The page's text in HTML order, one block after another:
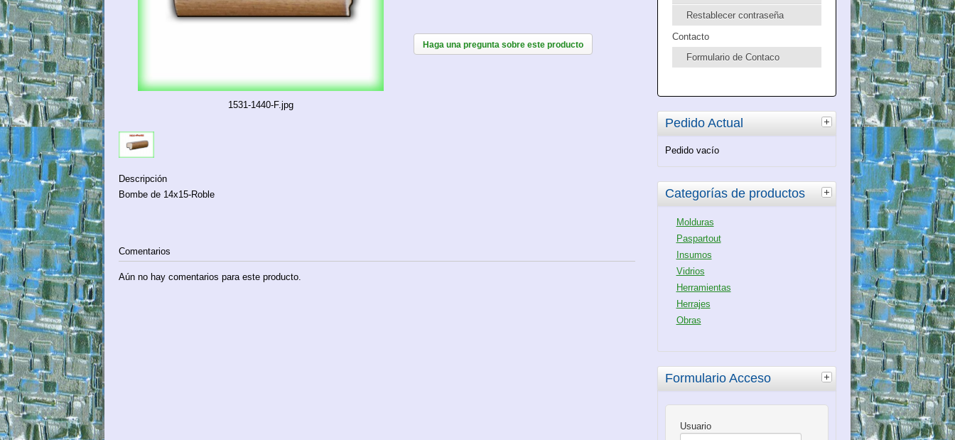
1531-1440-F.jpg
Haga una pregunta sobre este producto
Descripción
Bombe de 14x15-Roble
Comentarios
Aún no hay comentarios para este producto.
Restablecer contraseña
Contacto
Formulario de Contaco
Pedido Actual
Pedido vacío
Categorías de productos
Molduras
Paspartout
Insumos
Vidrios
Herramientas
Herrajes
Obras
Formulario Acceso
Usuario